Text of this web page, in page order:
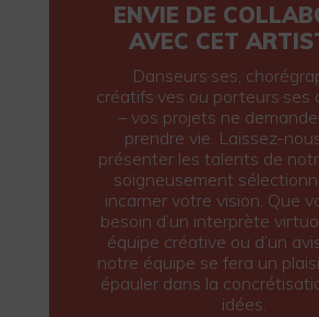
ENVIE DE
AVEC CET
Danseurs·ses,
créatifs·ves ou porteurs·ses
– vos projets ne
prendre vie. Laissez-
présenter les talents de
soigneusement
incarner votre vision. Que
besoin d’un interprète
équipe créative ou d’un
notre équipe se fera un
épauler dans la
idées.